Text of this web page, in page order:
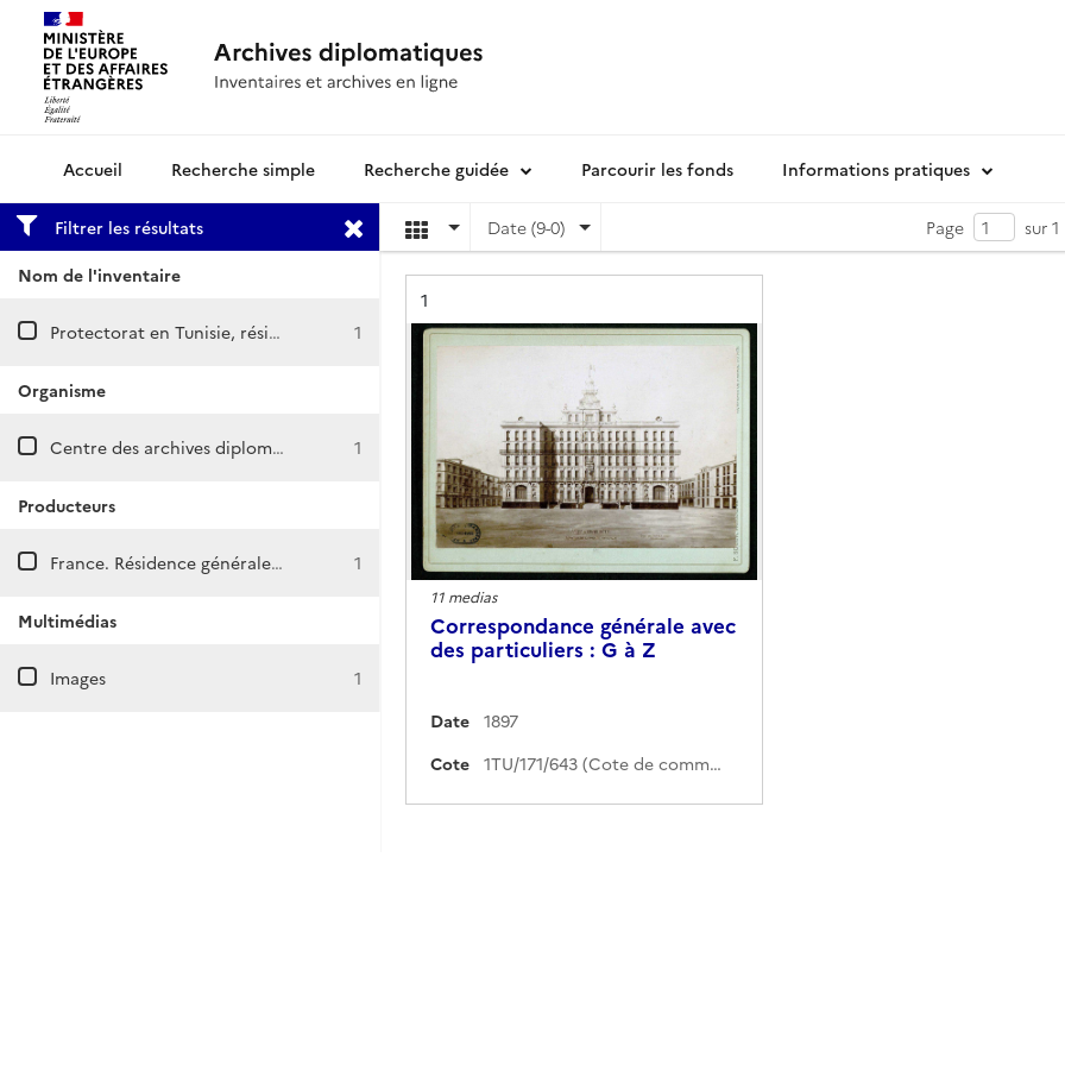
Archives diplomatiquesRecherche simple Recherche guidée Parcourir les fonds Informations pratiques
Filtrer les résultats
Nom de l'inventaire
Protectorat en Tunisie, résidence générale : correspondance 1
Organisme
Centre des archives diplomatiques de Nantes 1
Producteurs
France. Résidence générale en Tunisie. Bureau d'ordre. 1
Multimédias
Images 1
Date (9-0) Page sur 1
Résultat n°
1
11 medias
Correspondance générale avec
des particuliers : G à Z
Date 1897
Cote
1TU/171/643 (Cote de commande)